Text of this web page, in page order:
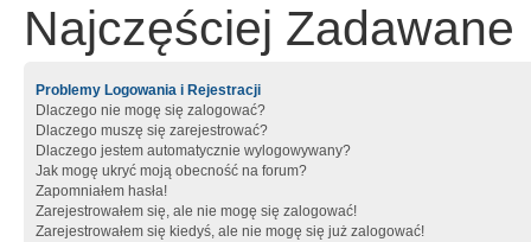
Najczęściej Zadawane
Problemy Logowania i Rejestracji
Dlaczego nie mogę się zalogować?
Dlaczego muszę się zarejestrować?
Dlaczego jestem automatycznie wylogowywany?
Jak mogę ukryć moją obecność na forum?
Zapomniałem hasła!
Zarejestrowałem się, ale nie mogę się zalogować!
Zarejestrowałem się kiedyś, ale nie mogę się już zalogować!